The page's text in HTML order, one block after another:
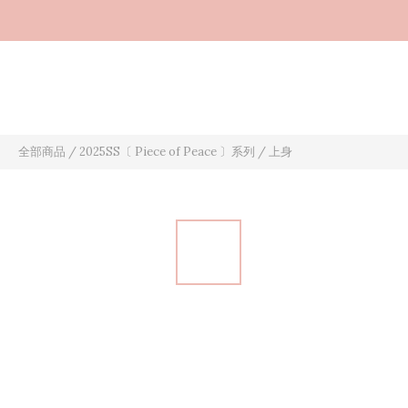
全部商品 / 2025SS〔 Piece of Peace 〕系列 / 上身